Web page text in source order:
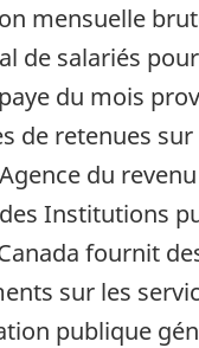
mensuelle
de salariés
du mois
de retenues sur
du
Institutions
fournit
sur les
publique